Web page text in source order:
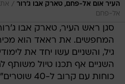
העיר אום אל-פחם, טארק אבו ג'רור /
אל-פחם
סגן ראש העיר, טארק אבו
המחפשים. את ראאד הוא מכיר
גיל, והשניים עשו יחד את
השניים אף תכנו טיול משותף
כוחות עם